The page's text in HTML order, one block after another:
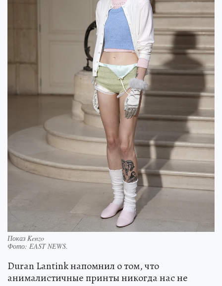
Показ Kenzo
Фото: EAST NEWS.
Duran Lantink напомнил о том, что
анималистичные принты никогда нас не